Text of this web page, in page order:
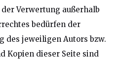
Verwertung außerhalb
bedürfen der
des jeweiligen Autors bzw.
Kopien dieser Seite sind